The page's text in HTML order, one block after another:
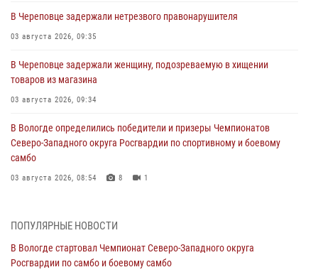
В Череповце задержали нетрезвого правонарушителя
03 августа 2026, 09:35
В Череповце задержали женщину, подозреваемую в хищении
товаров из магазина
03 августа 2026, 09:34
В Вологде определились победители и призеры Чемпионатов
Северо-Западного округа Росгвардии по спортивному и боевому
самбо
03 августа 2026, 08:54 8 1
ОХРАНЫ РОСГВАРДИИ В ВОЛОГОДСКОЙ ОБЛАСТИ ЗАДЕРЖАНО 23
02 августа 2026, 10:37
ПОПУЛЯРНЫЕ НОВОСТИ
В Вологде стартовал Чемпионат Северо-Западного округа
Росгвардии по самбо и боевому самбо